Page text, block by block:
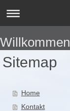
Willkommen
Sitemap
Home
Kontakt